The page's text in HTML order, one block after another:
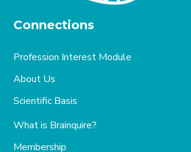
Connections
Profession Interest Module
About Us
Scientific Basis
What is Brainquire?
Membership